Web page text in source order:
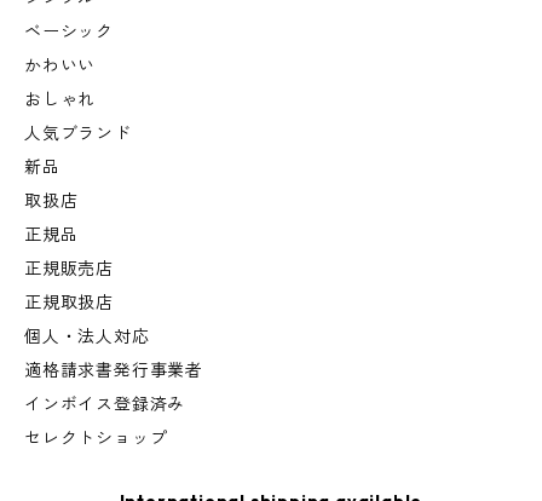
ベーシック
かわいい
おしゃれ
人気ブランド
新品
取扱店
正規品
正規販売店
正規取扱店
個人・法人対応
適格請求書発行事業者
インボイス登録済み
セレクトショップ